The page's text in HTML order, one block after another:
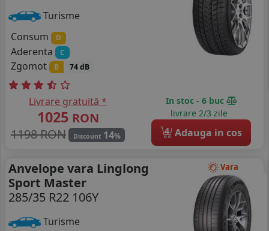
Turisme
Consum
D
Aderenta C
Zgomot B 74 dB
Livrare gratuită *
1025 RON
1198 RON
Discount 14%
In stoc - 6 buc
livrare 2/3 zile
4 Adauga in cos
Vara
Anvelope vara Linglong
Sport Master
285/35 R22 106Y
Turisme